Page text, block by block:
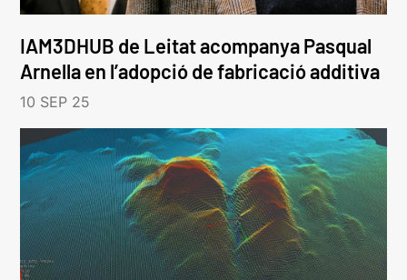
IAM3DHUB de Leitat acompanya Pasqual
Arnella en l’adopció de fabricació additiva
10 SEP 25